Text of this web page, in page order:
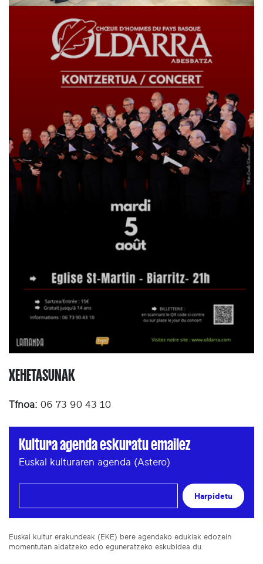
XEHETASUNAK
Tfnoa: 06 73 90 43 10
Kultura agenda eskuratu emailez
Euskal kulturaren agenda (Astero)
Harpidetu
Euskal kultur erakundeak (EKE) bere agendako edukiak edozein
momentutan aldatzeko edo eguneratzeko eskubidea du.